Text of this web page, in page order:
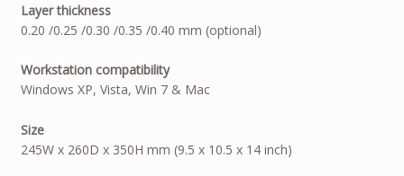
Layer thickness
0.20 /0.25 /0.30 /0.35 /0.40 mm (optional)
Workstation compatibility
Windows XP, Vista, Win 7 & Mac
Size
245W x 260D x 350H mm (9.5 x 10.5 x 14 inch)